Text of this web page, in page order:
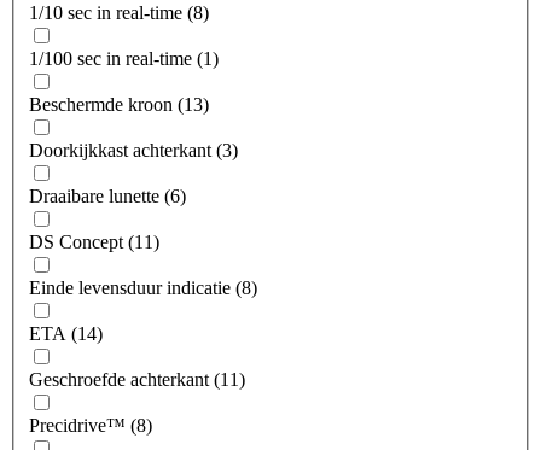
1/10 sec in real-time (8)
1/100 sec in real-time (1)
Beschermde kroon (13)
Doorkijkkast achterkant (3)
Draaibare lunette (6)
DS Concept (11)
Einde levensduur indicatie (8)
ETA (14)
Geschroefde achterkant (11)
Precidrive™ (8)